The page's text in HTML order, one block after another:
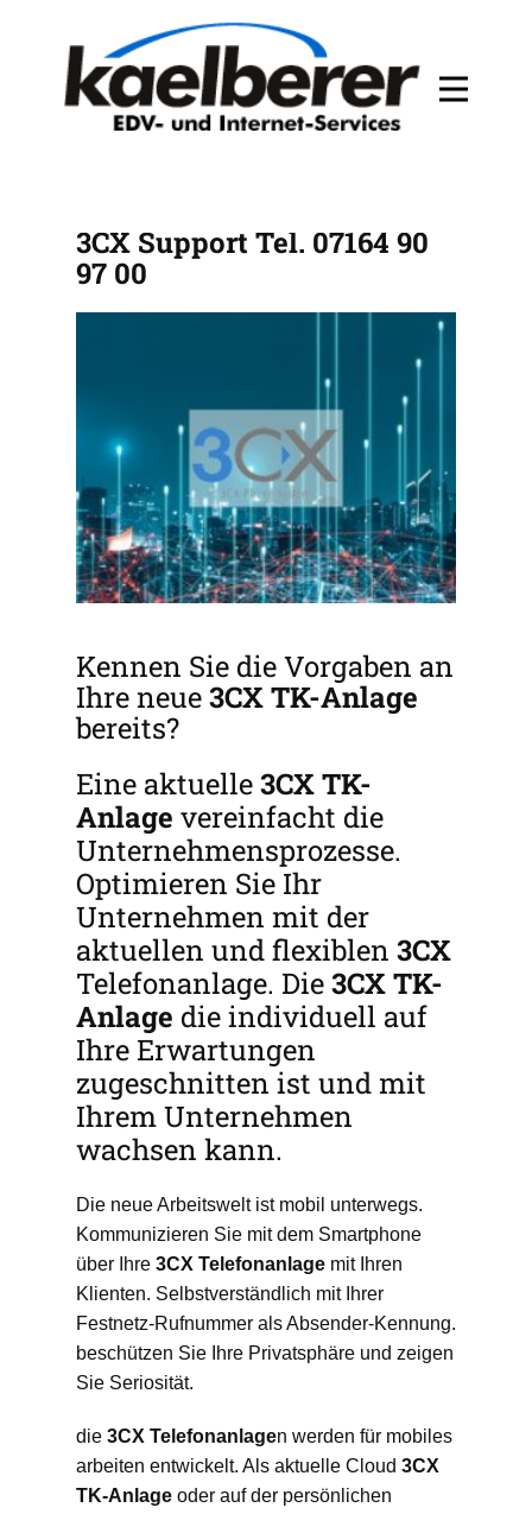
3CX Support Tel. 07164 90
97 00
Kennen Sie die Vorgaben an
Ihre neue3CXTK-Anlage
bereits?
Eine aktuelle3CXTK-
Anlage vereinfacht die
Unternehmensprozesse.
Optimieren Sie Ihr
Unternehmen mit der
aktuellen und flexiblen 3CX
Telefonanlage. Die3CXTK-
Anlage die individuell auf
Ihre Erwartungen
zugeschnitten ist und mit
Ihrem Unternehmen
wachsen kann.
Die neue Arbeitswelt ist mobil unterwegs.
Kommunizieren Sie mit dem Smartphone
über Ihre 3CX Telefonanlage mit Ihren
Klienten. Selbstverständlich mit Ihrer
Festnetz-Rufnummer als Absender-Kennung.
beschützen Sie Ihre Privatsphäre und zeigen
Sie Seriosität.
die 3CX Telefonanlagen werden für mobiles
arbeiten entwickelt. Als aktuelle Cloud 3CX
TK-Anlage oder auf der persönlichen